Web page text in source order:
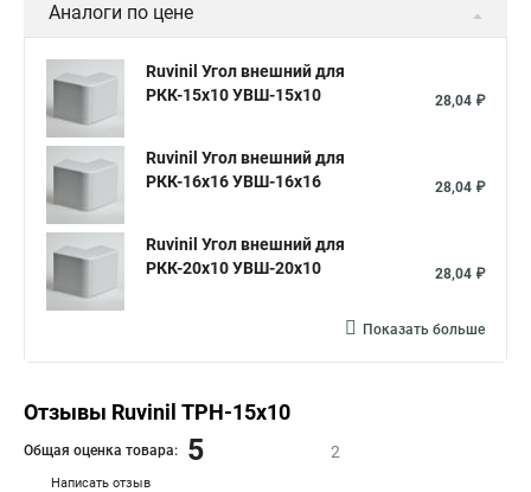
Аналоги по цене
Ruvinil Угол внешний для
РКК-15х10 УВШ-15х10
28,04 ₽
Ruvinil Угол внешний для
РКК-16х16 УВШ-16х16
28,04 ₽
Ruvinil Угол внешний для
РКК-20х10 УВШ-20х10
28,04 ₽
Показать больше
Отзывы Ruvinil ТРН-15х10
Написать отзыв
Общая оценка товара: 5 2